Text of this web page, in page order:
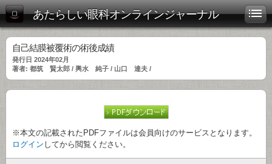
あたらしい眼科オンラインジャーナル
自己結膜被覆術の術後成績
発行日 2024年02月
著者: 都筑 賢太郎 / 輿水 純子 / 山口 達夫 /
※本文の記載されたPDFファイルは会員向けのサービスとなります。
ログイン してから閲覧ください。